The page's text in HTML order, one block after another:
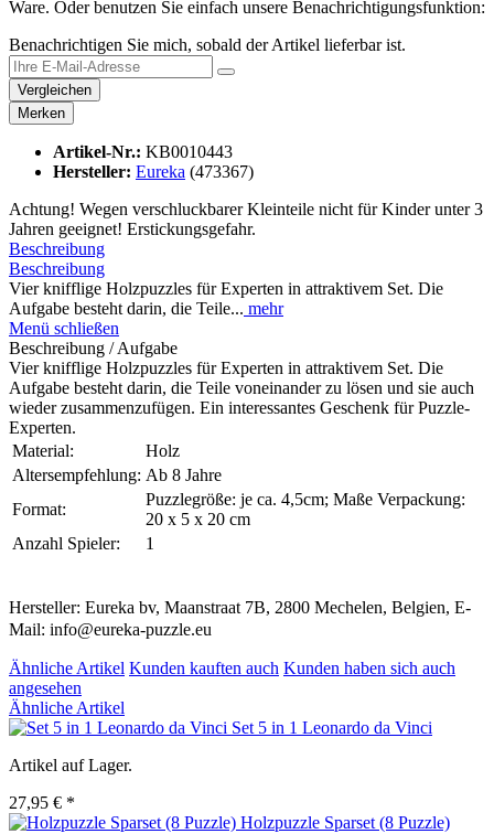
Ware. Oder benutzen Sie einfach unsere Benachrichtigungsfunktion:
Benachrichtigen Sie mich, sobald der Artikel lieferbar ist.
Vergleichen
Merken
Artikel-Nr.: KB0010443
Hersteller: Eureka (473367)
Achtung! Wegen verschluckbarer Kleinteile nicht für Kinder unter 3
Jahren geeignet! Erstickungsgefahr.
Beschreibung
Beschreibung
Vier knifflige Holzpuzzles für Experten in attraktivem Set. Die
Aufgabe besteht darin, die Teile... mehr
Menü schließen
Beschreibung / Aufgabe
Vier knifflige Holzpuzzles für Experten in attraktivem Set. Die
Aufgabe besteht darin, die Teile voneinander zu lösen und sie auch
wieder zusammenzufügen. Ein interessantes Geschenk für Puzzle-
Experten.
Material:
Holz
Altersempfehlung: Ab 8 Jahre
Format:
Puzzlegröße: je ca. 4,5cm; Maße Verpackung:
20 x 5 x 20 cm
Anzahl Spieler:
1
Hersteller: Eureka bv, Maanstraat 7B, 2800 Mechelen, Belgien, E-
Mail: info@eureka-puzzle.eu
Ähnliche Artikel Kunden kauften auch Kunden haben sich auch
angesehen
Ähnliche Artikel
Set 5 in 1 Leonardo da Vinci
Artikel auf Lager.
27,95 € *
Holzpuzzle Sparset (8 Puzzle)